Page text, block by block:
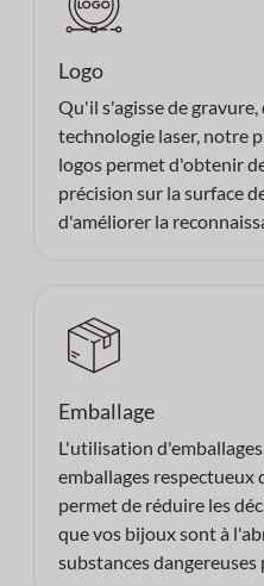
Logo
Qu'il s'agisse de gravure,
technologie laser, notre
logos permet d'obtenir
précision sur la surface
d'améliorer la
Emballage
L'utilisation
emballages
permet de réduire les
que vos bijoux sont à
substances